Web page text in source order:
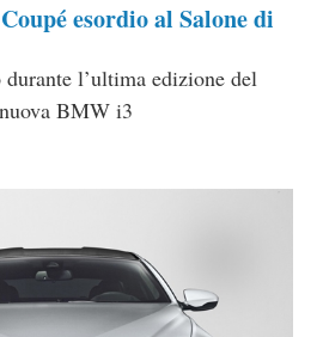
esordio al Salone di
l’ultima edizione del
BMW i3